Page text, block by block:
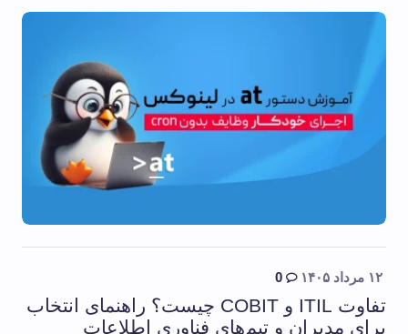
۱۲ مرداد ۱۴۰۵ 0
تفاوت ITIL و COBIT چیست؟ راهنمای انتخاب
برای مدیران و تیم‌های فناوری اطلاعات